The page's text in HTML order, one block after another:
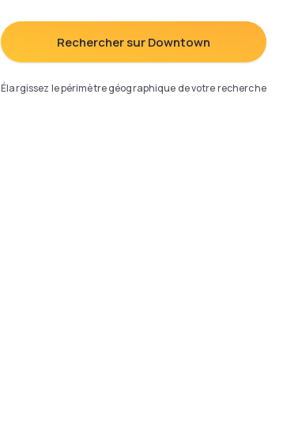
Rechercher sur Downtown
Élargissez le périmètre géographique de votre recherche